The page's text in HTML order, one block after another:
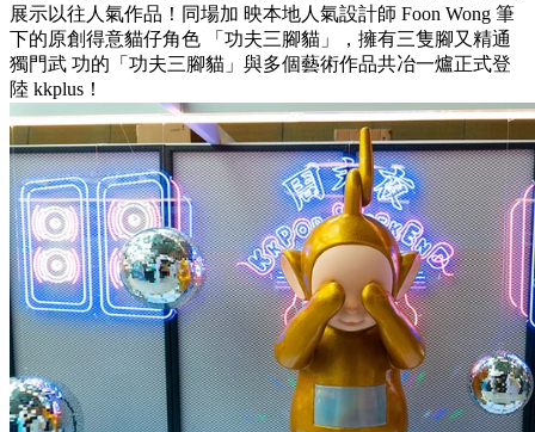
展示以往人氣作品！同場加 映本地人氣設計師 Foon Wong 筆
下的原創得意貓仔角色 「功夫三腳貓」，擁有三隻腳又精通
獨門武 功的「功夫三腳貓」與多個藝術作品共冶一爐正式登
陸 kkplus！